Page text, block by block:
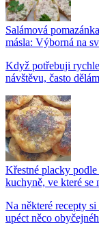
Salámová
másla: Výborná na
Když potřebuji
návštěvu, často
Křestné placky
kuchyně, ve které se
Na některé recepty
upéct něco